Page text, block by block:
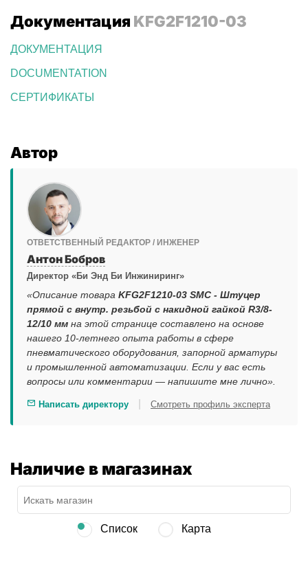
Документация KFG2F1210-03
ДОКУМЕНТАЦИЯ
DOCUMENTATION
СЕРТИФИКАТЫ
Автор
ОТВЕТСТВЕННЫЙ РЕДАКТОР / ИНЖЕНЕР
Антон Бобров
Директор «Би Энд Би Инжиниринг»
«Описание товара KFG2F1210-03 SMC - Штуцер
прямой с внутр. резьбой с накидной гайкой R3/8-
12/10 мм на этой странице составлено на основе
нашего 10-летнего опыта работы в сфере
пневматического оборудования, запорной арматуры
и промышленной автоматизации. Если у вас есть
вопросы или комментарии — напишите мне лично».
Написать директору Смотреть профиль эксперта
Наличие в магазинах
Список Карта